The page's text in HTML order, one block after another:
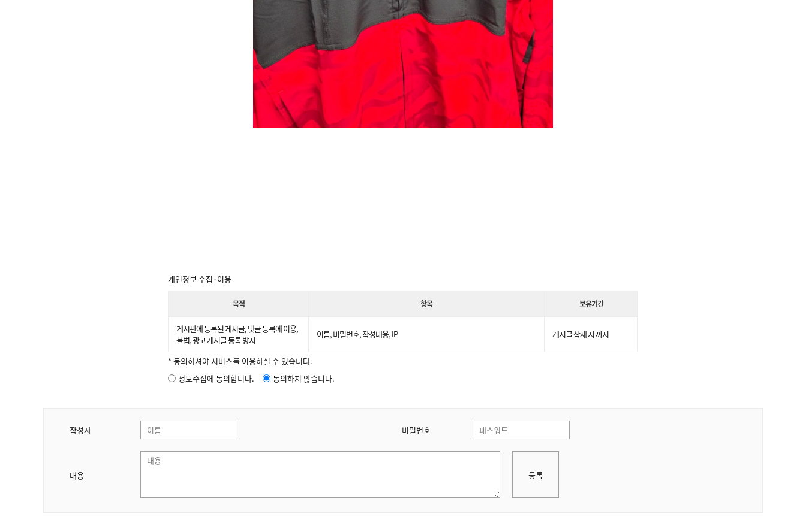
개인정보 수집·이용
목적 항목 보유기간
게시판에 등록된 게시글, 댓글 등록에 이용,
불법, 광고 게시글 등록 방지
이름, 비밀번호, 작성내용, IP 게시글 삭제 시 까지
* 동의하셔야 서비스를 이용하실 수 있습니다.
정보수집에 동의합니다.
동의하지 않습니다.
작성자 비밀번호
내용 등록